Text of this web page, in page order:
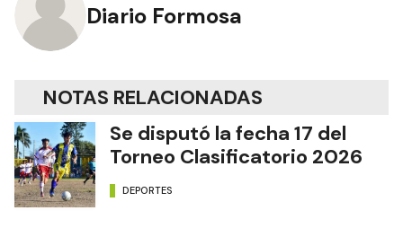
Diario Formosa
NOTAS RELACIONADAS
Se disputó la fecha 17 del
Torneo Clasificatorio 2026
DEPORTES